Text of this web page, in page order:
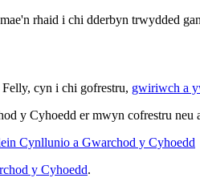
rhaid i chi dderbyn trwydded
cyn i chi gofrestru, gwiriwch a
y Cyhoedd er mwyn cofrestru neu
Cynllunio a Gwarchod y Cyhoedd
y Cyhoedd.